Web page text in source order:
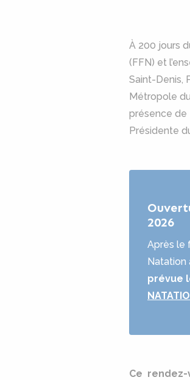
À 200 jours
(FFN) et
Saint-Denis,
Métropole
présence de
Présidente
2026
Après le
Natation
prévue
Ce